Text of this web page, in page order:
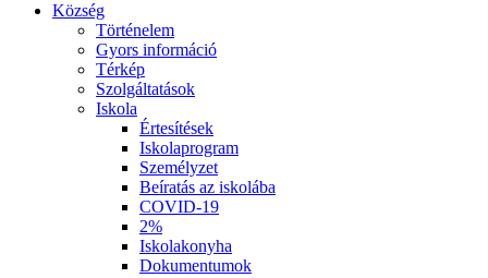
Község
Történelem
Gyors információ
Térkép
Szolgáltatások
Iskola
Értesítések
Iskolaprogram
Személyzet
Beíratás az iskolába
COVID-19
2%
Iskolakonyha
Dokumentumok